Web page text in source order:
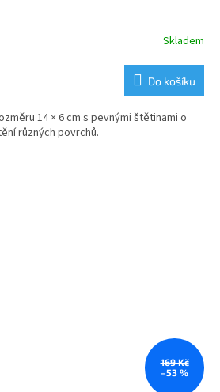
Skladem
Do košíku
14 × 6 cm s pevnými štětinami o
různých povrchů.
169 Kč
–53 %